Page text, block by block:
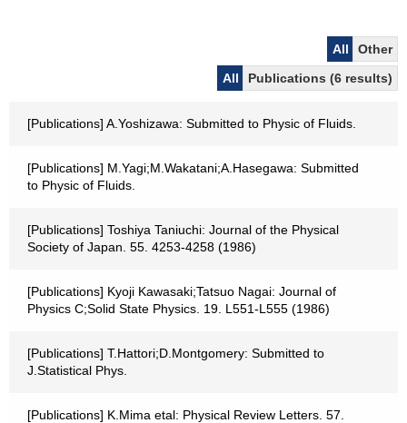
All
Other
All
Publications (6 results)
[Publications] A.Yoshizawa: Submitted to Physic of Fluids.
[Publications] M.Yagi;M.Wakatani;A.Hasegawa: Submitted
to Physic of Fluids.
[Publications] Toshiya Taniuchi: Journal of the Physical
Society of Japan. 55. 4253-4258 (1986)
[Publications] Kyoji Kawasaki;Tatsuo Nagai: Journal of
Physics C;Solid State Physics. 19. L551-L555 (1986)
[Publications] T.Hattori;D.Montgomery: Submitted to
J.Statistical Phys.
[Publications] K.Mima etal: Physical Review Letters. 57.